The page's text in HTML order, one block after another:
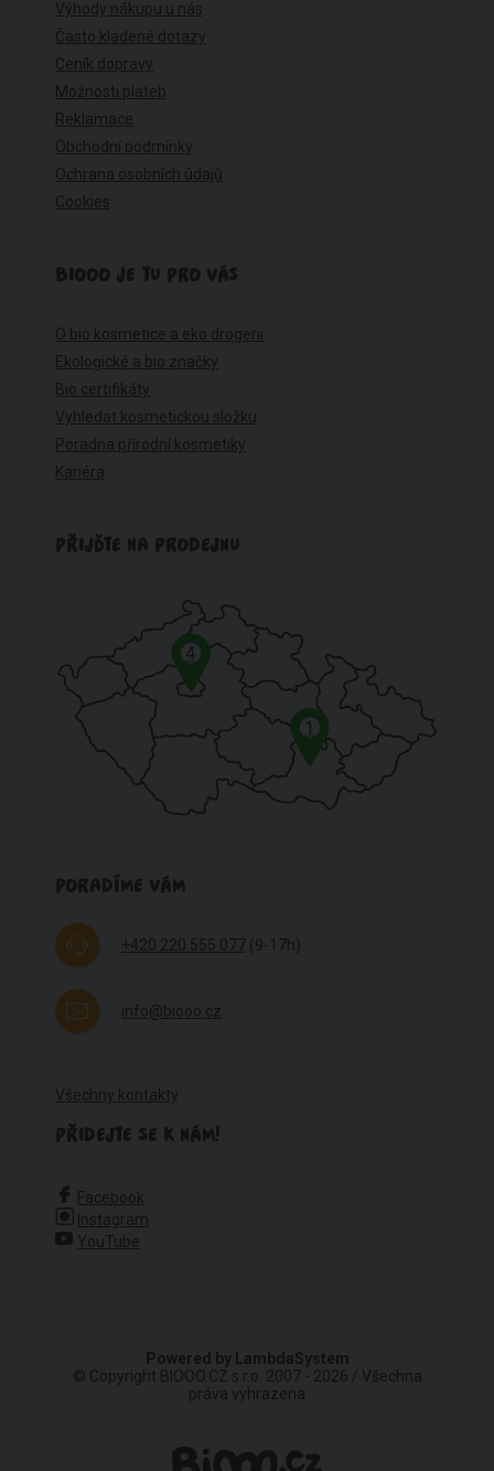
Výhody nákupu u nás
Často kladené dotazy
Ceník dopravy
Možnosti plateb
Reklamace
Obchodní podmínky
Ochrana osobních údajů
Cookies
BIOOO JE TU PRO VÁS
O bio kosmetice a eko drogerii
Ekologické a bio značky
Bio certifikáty
Vyhledat kosmetickou složku
Poradna přírodní kosmetiky
Kariéra
PŘIJĎTE NA PRODEJNU
1
4
PORADÍME VÁM
+420 220 555 077 (9-17h)
info@biooo.cz
Všechny kontakty
PŘIDEJTE SE K NÁM!
Facebook
Instagram
YouTube
Powered by LambdaSystem
© Copyright BIOOO.CZ s.r.o. 2007 - 2026 / Všechna
práva vyhrazena